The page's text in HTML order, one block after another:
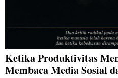
Ketika Produktivitas
Membaca Media Sosial